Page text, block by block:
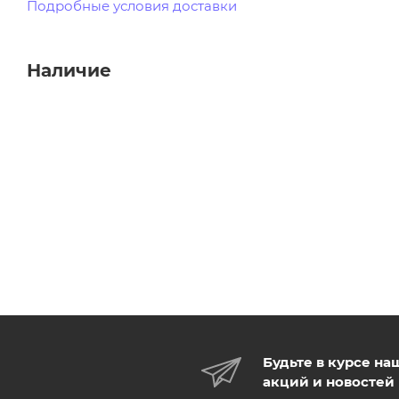
Подробные условия доставки
Наличие
Будьте в курсе
акций и новостей